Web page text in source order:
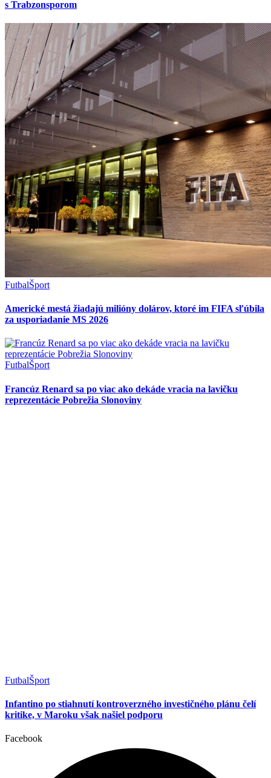
s Trabzonsporom
FutbalŠport
Americké mestá žiadajú milióny dolárov, ktoré im FIFA sľúbila
za usporiadanie MS 2026
FutbalŠport
Francúz Renard sa po viac ako dekáde vracia na lavičku
reprezentácie Pobrežia Slonoviny
FutbalŠport
Infantino po stiahnutí kontroverzného investičného plánu čelí
kritike, v Maroku však našiel podporu
Facebook